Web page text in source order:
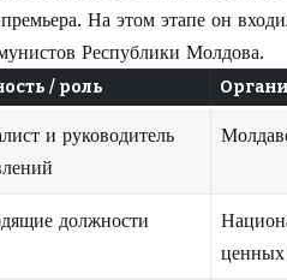
На этом этапе он
Республики Молдова.
/ роль
и руководитель
должности
ценных